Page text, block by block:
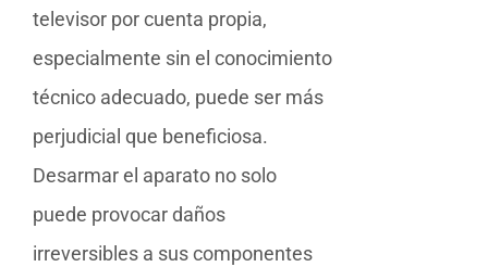
televisor por cuenta propia,
especialmente sin el conocimiento
técnico adecuado, puede ser más
perjudicial que beneficiosa.
Desarmar el aparato no solo
puede provocar daños
irreversibles a sus componentes